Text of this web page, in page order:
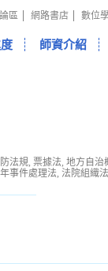
區 網路書店 數位
師資介紹
法規, 票據法, 地方自治
事件處理法, 法院組織